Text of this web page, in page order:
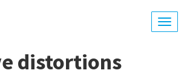
distortions